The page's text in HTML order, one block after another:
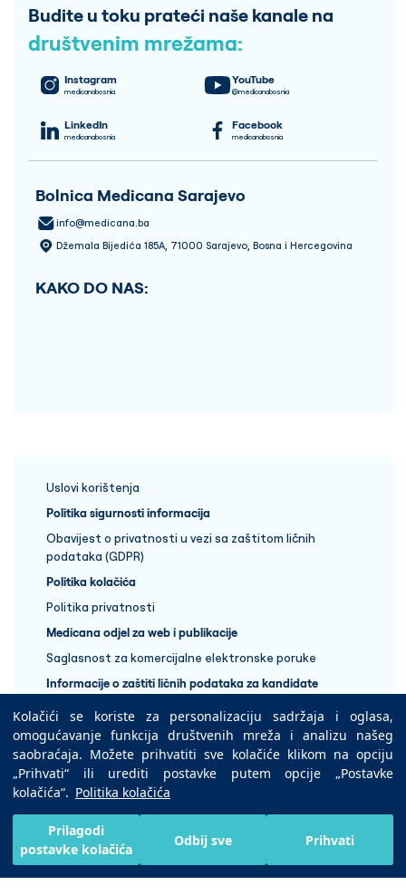
Kolačići se koriste za personalizaciju sadržaja i oglasa,
omogućavanje funkcija društvenih mreža i analizu našeg
saobraćaja. Možete prihvatiti sve kolačiće klikom na opciju
„Prihvati“ ili urediti postavke putem opcije „Postavke
kolačića“. Politika kolačića
Prilagodi
postavke kolačića
Odbij sve Prihvati
Budite u toku prateći naše kanale na
društvenim mrežama:
Instagram
medicanabosnia
YouTube
@medicanabosnia
LinkedIn
medicanabosnia
Facebook
medicanabosnia
Bolnica Medicana Sarajevo
info@medicana.ba
Džemala Bijedića 185A, 71000 Sarajevo, Bosna i Hercegovina
KAKO DO NAS:
Uslovi korištenja
Politika sigurnosti informacija
Obavijest o privatnosti u vezi sa zaštitom ličnih
podataka (GDPR)
Politika kolačića
Politika privatnosti
Medicana odjel za web i publikacije
Saglasnost za komercijalne elektronske poruke
Informacije o zaštiti ličnih podataka za kandidate
+387 33 848 888
Copyright © 2025 Medicana Health Group
Preuzmite na